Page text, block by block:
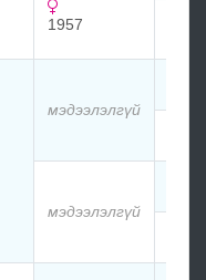
1957
мэдээлэлгүй
мэдээлэлгүй